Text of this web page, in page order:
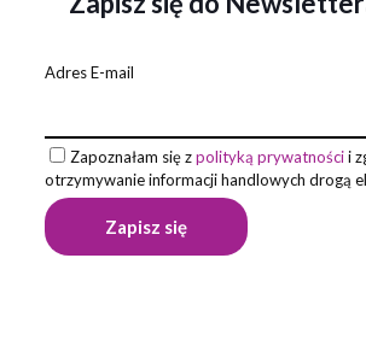
Adres E-mail
Zapoznałam się zpolityką prywatnościi
otrzymywanie informacji handlowych drogą